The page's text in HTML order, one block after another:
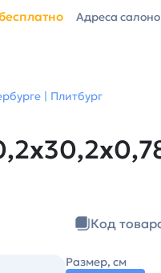
Адреса
| Плитбург
Код
Размер, см